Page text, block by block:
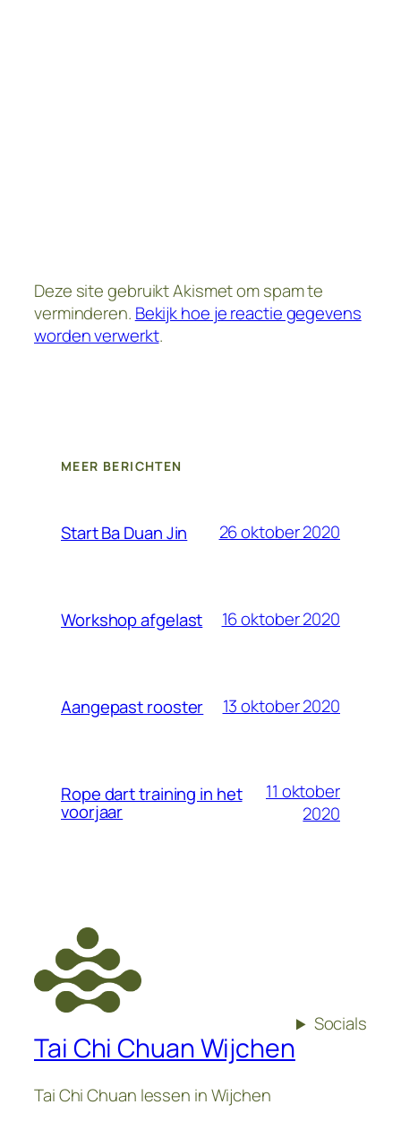
Deze site gebruikt Akismet om spam te
verminderen. Bekijk hoe je reactie gegevens
worden verwerkt.
MEER BERICHTEN
Start Ba Duan Jin 26 oktober 2020
Workshop afgelast 16 oktober 2020
Aangepast rooster 13 oktober 2020
Rope dart training in het
voorjaar
11 oktober
2020
Tai Chi Chuan Wijchen
Tai Chi Chuan lessen in Wijchen
Socials